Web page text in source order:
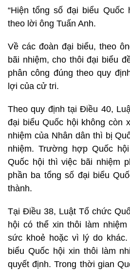
“Hiện tổng số đại biểu Quốc
theo lời ông Tuấn Anh.
Về các đoàn đại biểu, theo
bãi nhiệm, cho thôi đại biểu
phân công đúng theo quy
lợi của cử tri.
Theo quy định tại Điều 40,
đại biểu Quốc hội không còn
nhiệm của Nhân dân thì bị
nhiệm. Trường hợp Quốc
Quốc hội thì việc bãi nhiệm
phần ba tổng số đại biểu
thành.
Tại Điều 38, Luật Tổ chức
hội có thể xin thôi làm
sức khoẻ hoặc vì lý do
biểu Quốc hội xin thôi làm
quyết định. Trong thời gian